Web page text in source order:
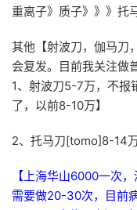
重离子》质子》》》托
其他【射波刀，伽马刀
会复发。目前我关注做
1、射波刀5-7万，不报
了，以前8-10万】
2、托马刀[tomo]8-14
【上海华山6000一次
需要做20-30次，
目前